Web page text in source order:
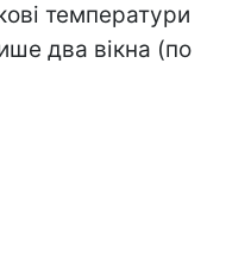
температури
два вікна (по